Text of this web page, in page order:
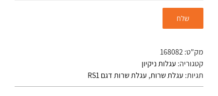
מק"ט:168082
קטגוריה: עגלות ניקיון
תגיות: עגלת שרות, עגלת שרות דגם RS1